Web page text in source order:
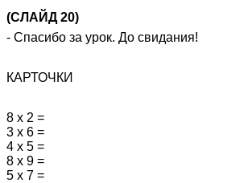
(СЛАЙД 20)
- Спасибо за урок. До свидания!
КАРТОЧКИ
8 х 2 =
3 х 6 =
4 х 5 =
8 х 9 =
5 х 7 =